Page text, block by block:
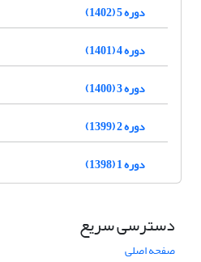
دوره 5 (1402)
دوره 4 (1401)
دوره 3 (1400)
دوره 2 (1399)
دوره 1 (1398)
دسترسی سریع
صفحه اصلی